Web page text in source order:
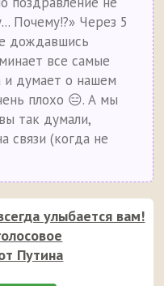
Почему!?» Через 5
дождавшись
все самые
и думает о нашем
плохо 😑. А мы
так думали,
связи (когда не
улыбается вам!
Путина